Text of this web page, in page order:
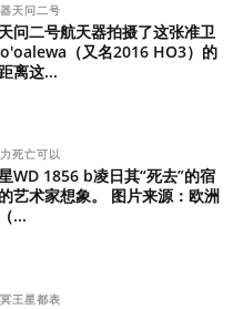
天问二号
问二号航天器拍摄了这张准卫
（又名2016 HO3）的
离这...
死亡可以
WD 1856 b凌日其“死去”的宿
艺术家想象。 图片来源：欧洲
...
王星都表